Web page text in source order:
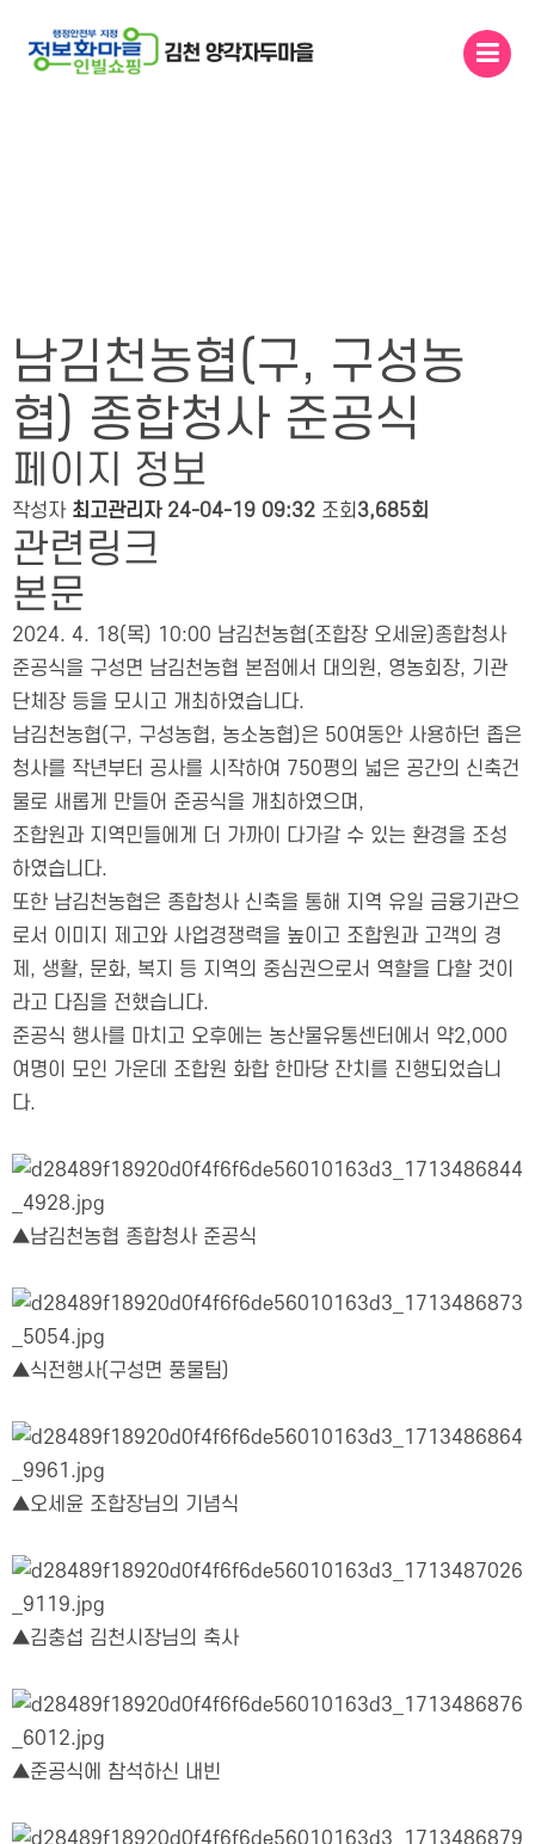
남김천농협(구, 구성농
협) 종합청사 준공식
페이지 정보
작성자 최고관리자 24-04-19 09:32 조회 3,685회
관련링크
본문
2024. 4. 18(목) 10:00 남김천농협(조합장 오세윤)종합청사
준공식을 구성면 남김천농협 본점에서 대의원, 영농회장, 기관
단체장 등을 모시고 개최하였습니다.
남김천농협(구, 구성농협, 농소농협)은 50여동안 사용하던 좁은
청사를 작년부터 공사를 시작하여 750평의 넓은 공간의 신축건
물로 새롭게 만들어 준공식을 개최하였으며,
조합원과 지역민들에게 더 가까이 다가갈 수 있는 환경을 조성
하였습니다.
또한 남김천농협은 종합청사 신축을 통해 지역 유일 금융기관으
로서 이미지 제고와 사업경쟁력을 높이고 조합원과 고객의 경
제, 생활, 문화, 복지 등 지역의 중심권으로서 역할을 다할 것이
라고 다짐을 전했습니다.
준공식 행사를 마치고 오후에는 농산물유통센터에서 약2,000
여명이 모인 가운데 조합원 화합 한마당 잔치를 진행되었습니
다.
▲남김천농협 종합청사 준공식
▲식전행사(구성면 풍물팀)
▲오세윤 조합장님의 기념식
▲김충섭 김천시장님의 축사
▲준공식에 참석하신 내빈